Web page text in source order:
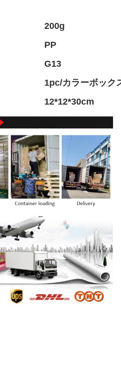
200g
PP
G13
1pc/カラーボック
12*12*30cm